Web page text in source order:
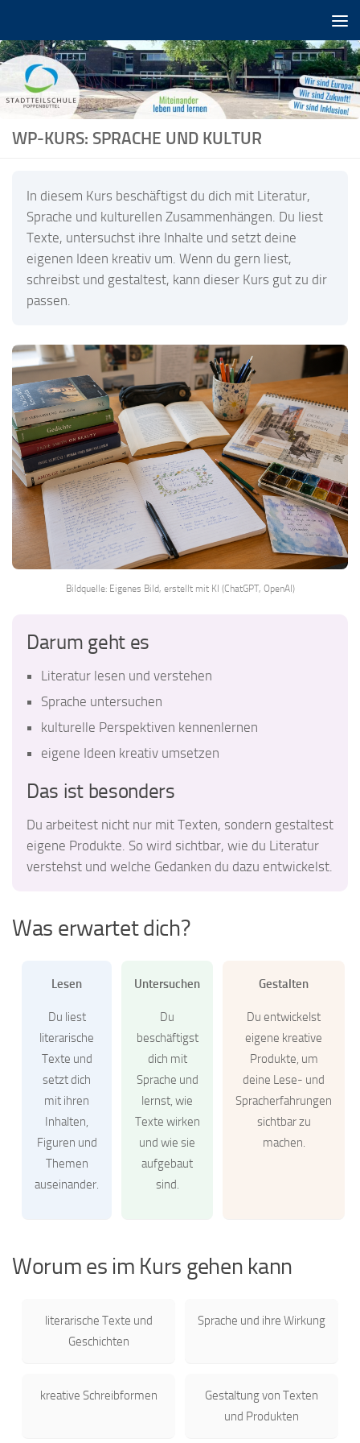
WP-KURS: SPRACHE UND KULTUR
In diesem Kurs beschäftigst du dich mit Literatur,
Sprache und kulturellen Zusammenhängen. Du liest
Texte, untersuchst ihre Inhalte und setzt deine
eigenen Ideen kreativ um. Wenn du gern liest,
schreibst und gestaltest, kann dieser Kurs gut zu dir
passen.
Bildquelle: Eigenes Bild, erstellt mit KI (ChatGPT, OpenAI)
Darum geht es
Literatur lesen und verstehen
Sprache untersuchen
kulturelle Perspektiven kennenlernen
eigene Ideen kreativ umsetzen
Das ist besonders
Du arbeitest nicht nur mit Texten, sondern gestaltest
eigene Produkte. So wird sichtbar, wie du Literatur
verstehst und welche Gedanken du dazu entwickelst.
Was erwartet dich?
Lesen
Du liest
literarische
Texte und
setzt dich
mit ihren
Inhalten,
Figuren und
Themen
auseinander.
Untersuchen
Du
beschäftigst
dich mit
Sprache und
lernst, wie
Texte wirken
und wie sie
aufgebaut
sind.
Gestalten
Du entwickelst
eigene kreative
Produkte, um
deine Lese- und
Spracherfahrungen
sichtbar zu
machen.
Worum es im Kurs gehen kann
literarische Texte und
Geschichten
Sprache und ihre Wirkung
kreative Schreibformen
Gestaltung von Texten
und Produkten